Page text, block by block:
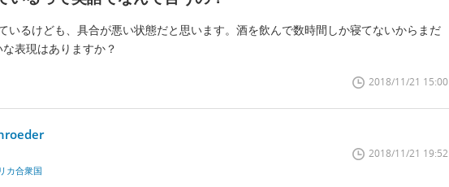
いるけども、具合が悪い状態だと思います。酒を飲んで数時間しか寝てないからまだ
表現はありますか？
2018/11/21 15:00
カ合衆国
2018/11/21 19:52